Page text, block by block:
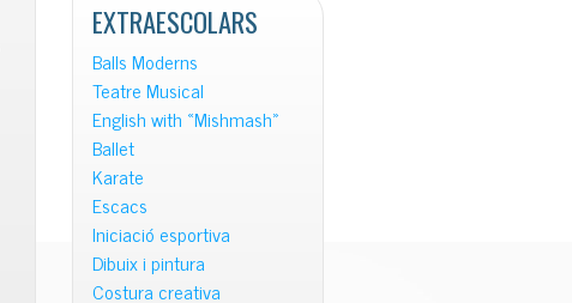
EXTRAESCOLARS
Balls Moderns
Teatre Musical
English with «Mishmash»
Ballet
Karate
Escacs
Iniciació esportiva
Dibuix i pintura
Costura creativa